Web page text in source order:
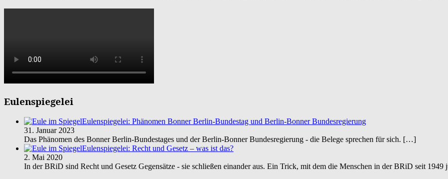
Eulenspiegelei
Eulenspiegelei: Phänomen Bonner Berlin-Bundestag und Berlin-Bonner Bundesregierung
31. Januar 2023
Das Phänomen des Bonner Berlin-Bundestages und der Berlin-Bonner Bundesregierung - die Belege sprechen für sich. […]
Eulenspiegelei: Recht und Gesetz – was ist das?
2. Mai 2020
In der BRiD sind Recht und Gesetz Gegensätze - sie schließen einander aus. Ein Trick, mit dem die Menschen in der BRiD seit 1949